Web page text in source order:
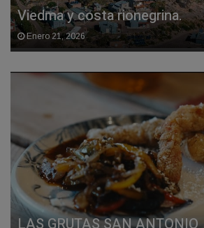
Viedma y costa rionegrina.
Enero 21, 2026